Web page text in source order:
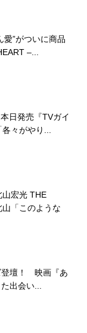
愛”がついに商品
–...
日発売『TVガイ
々がやり...
宏光 THE
「このような
登壇！ 映画『あ
出会い...